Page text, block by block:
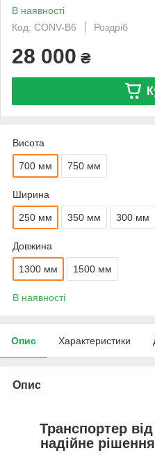
В наявності
Код: CONV-B6
Роздріб
28 000 ₴
Висота
700 мм 750 мм
Ширина
250 мм 350 мм 300 мм
Довжина
1300 мм 1500 мм
В наявності
Опис Характеристики
Опис
Транспортер
надійне